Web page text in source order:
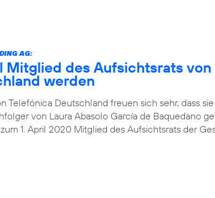
AG:
Mitglied des Aufsichtsrats von
werden
Telefónica Deutschland freuen sich sehr, dass
von Laura Abasolo García de Baquedano
1. April 2020 Mitglied des Aufsichtsrats der